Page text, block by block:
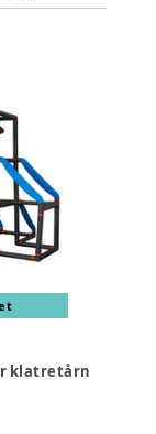
klatretårn